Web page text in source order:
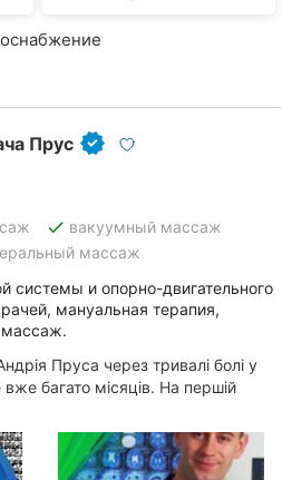
Прус
done вакуумный массаж
массаж
системы и опорно-двигательного
мануальная терапия,
массаж.
Пруса через тривалі болі у
багато місяців. На першій